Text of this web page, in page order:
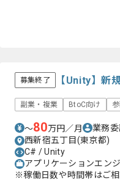
募集終了 【Unity】新
副業・複業 BtoC向け
〜80万円／月 業務
西新宿五丁目(東京都)
C# / Unity
アプリケーションエン
※稼働日数や時間帯はご相